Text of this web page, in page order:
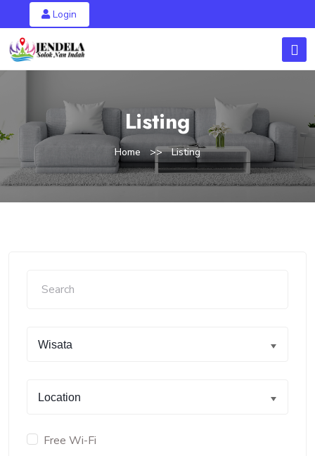
Login
Listing
Home Listing
Wisata
Location
Free Wi-Fi